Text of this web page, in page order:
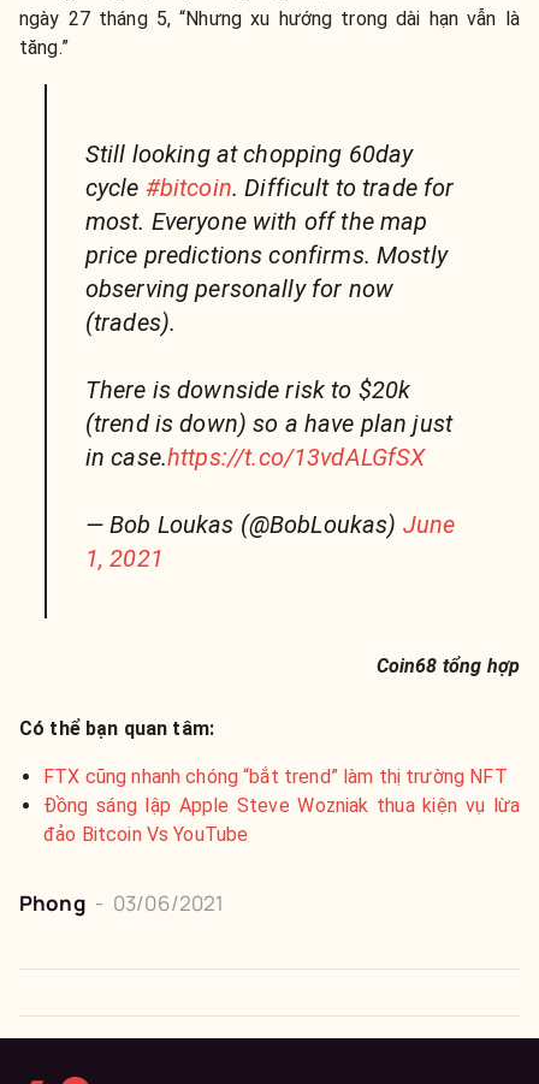
ngày 27 tháng 5, “Nhưng xu hướng trong dài hạn vẫn là
tăng.”
Still looking at chopping 60day
cycle #bitcoin. Difficult to trade for
most. Everyone with off the map
price predictions confirms. Mostly
observing personally for now
(trades).
There is downside risk to $20k
(trend is down) so a have plan just
in case.https://t.co/13vdALGfSX
— Bob Loukas (@BobLoukas) June
1, 2021
Coin68 tổng hợp
Có thể bạn quan tâm:
FTX cũng nhanh chóng “bắt trend” làm thị trường NFT
Đồng sáng lập Apple Steve Wozniak thua kiện vụ lừa
đảo Bitcoin Vs YouTube
Phong - 03/06/2021